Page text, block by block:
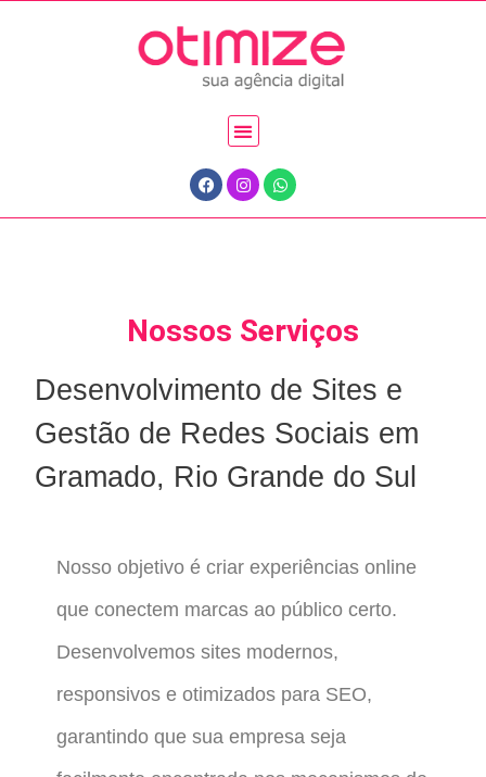
Nossos Serviços
Desenvolvimento de Sites e
Gestão de Redes Sociais em
Gramado, Rio Grande do Sul
Nosso objetivo é criar experiências online
que conectem marcas ao público certo.
Desenvolvemos sites modernos,
responsivos e otimizados para SEO,
garantindo que sua empresa seja